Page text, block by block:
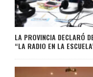
LA PROVINCIA DECLARÓ
“LA RADIO EN LA